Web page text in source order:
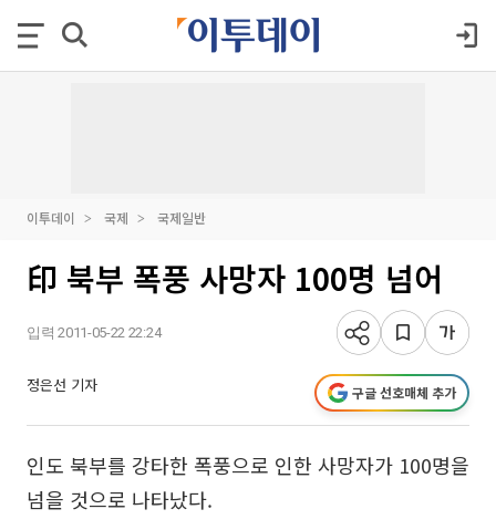
이투데이 국제 국제일반
印 북부 폭풍 사망자 100명 넘어
입력 2011-05-22 22:24
정은선 기자 구글 선호매체 추가
인도 북부를 강타한 폭풍으로 인한 사망자가 100명을
넘을 것으로 나타났다.